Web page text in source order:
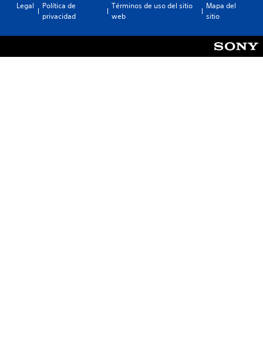
Legal
Política de
privacidad
Términos de uso del sitio
web
Mapa del
sitio